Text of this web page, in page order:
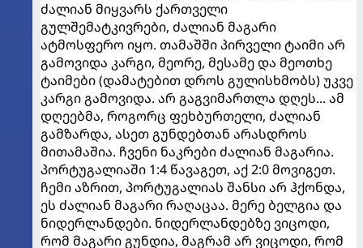
ძალიან მიყვარს ქართველი
გულშემატკივრები, ძალიან მაგარი
ატმოსფერო იყო. თამაშში პირველი ტაიმი არ
გამოვიდა კარგი, მეორე, მესამე და მეოთხე
ტაიმები (დამატებით დროს გულისხმობს) უკვე
კარგი გამოვიდა. არ გაგვიმართლა დღეს... ამ
დღეებმა, როგორც ფეხბურთელი, ძალიან
გამზარდა, ასეთ გუნდებთან არასდროს
მითამაშია. ჩვენი ნაკრები ძალიან მაგარია.
პორტუგალიაში 1:4 წავაგეთ, აქ 2:0 მოვიგეთ.
ჩემი აზრით, პორტუგალიას შანსი არ ჰქონდა,
ეს ძალიან მაგარი რაღაცაა. მერე ბელგია და
ნიდერლანდები. ნიდერლანდებზე ვიცოდი,
რომ მაგარი გუნდია, მაგრამ არ ვიცოდი, რომ